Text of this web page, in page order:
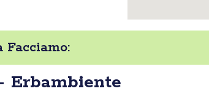
Facciamo:
Erbambiente